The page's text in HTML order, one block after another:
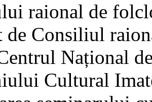
raional de
de Consiliul
Național
Cultural